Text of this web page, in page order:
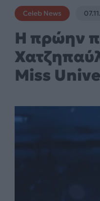
Celeb News
Η πρώην
Miss